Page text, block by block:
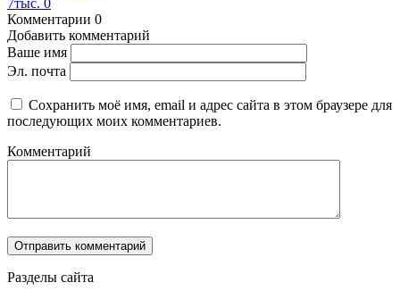
7тыс. 0
Комментарии 0
Добавить комментарий
Ваше имя
Эл. почта
Сохранить моё имя, email и адрес сайта в этом браузере для
последующих моих комментариев.
Комментарий
Разделы сайта